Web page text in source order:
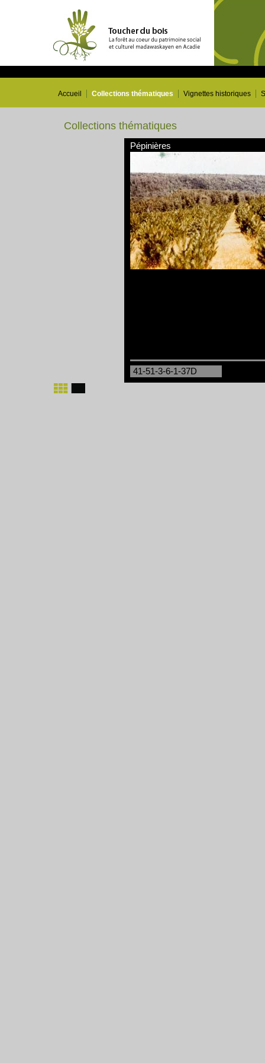
Accueil Collections thématiques Vignettes historiques
Collections thématiques
Pépinières
41-51-3-6-1-37D